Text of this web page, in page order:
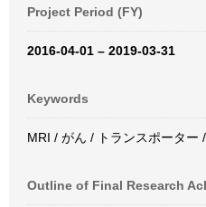
Project Period (FY)
2016-04-01 – 2019-03-31
Keywords
MRI / がん / トランスポーター
Outline of Final Research